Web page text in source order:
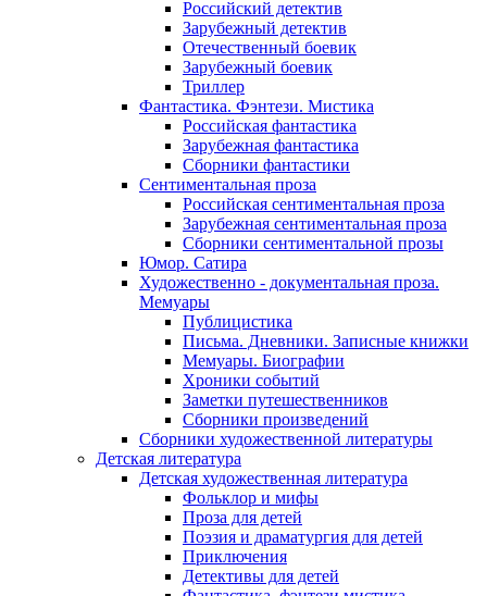
Российский детектив
Зарубежный детектив
Отечественный боевик
Зарубежный боевик
Триллер
Фантастика. Фэнтези. Мистика
Российская фантастика
Зарубежная фантастика
Сборники фантастики
Сентиментальная проза
Российская сентиментальная проза
Зарубежная сентиментальная проза
Сборники сентиментальной прозы
Юмор. Сатира
Художественно - документальная проза.
Мемуары
Публицистика
Письма. Дневники. Записные книжки
Мемуары. Биографии
Хроники событий
Заметки путешественников
Сборники произведений
Сборники художественной литературы
Детская литература
Детская художественная литература
Фольклор и мифы
Проза для детей
Поэзия и драматургия для детей
Приключения
Детективы для детей